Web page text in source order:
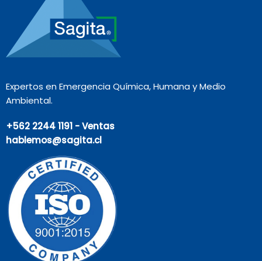
Expertos en Emergencia Química, Humana y Medio
Ambiental.
+562 2244 1191 - Ventas
hablemos@sagita.cl